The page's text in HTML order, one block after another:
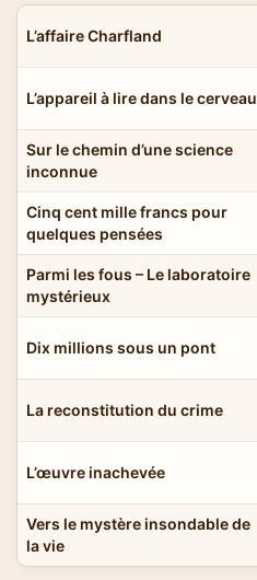
L’affaire Charfland
L’appareil à lire dans le cerveau
Sur le chemin d’une science
inconnue
Cinq cent mille francs pour
quelques pensées
Parmi les fous – Le laboratoire
mystérieux
Dix millions sous un pont
La reconstitution du crime
L’œuvre inachevée
Vers le mystère insondable de
la vie